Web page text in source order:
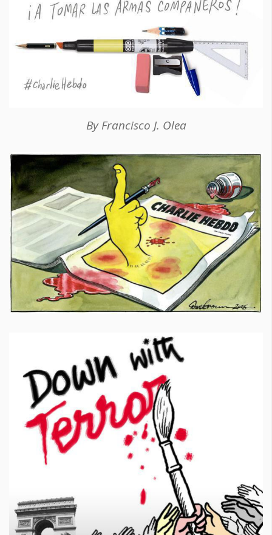
By Francisco J. Olea